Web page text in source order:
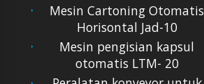
Mesin Cartoning Otomatis
Horisontal Jad-10
Mesin pengisian kapsul
otomatis LTM- 20